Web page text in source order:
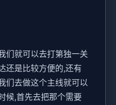
们就可以去打第独一关
还是比较方便的,还有
们去做这个主线就可以
候,首先去把那个需要